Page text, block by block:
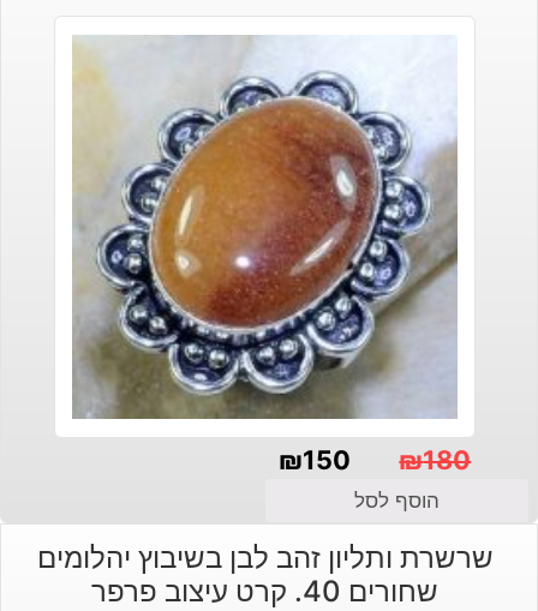
₪180
המקורי
היה:
₪150
הנוכחי
הוא:
הוסף לסל
שרשרת ותליון זהב לבן בשיבוץ יהלומים
שחורים 40. קרט עיצוב פרפר